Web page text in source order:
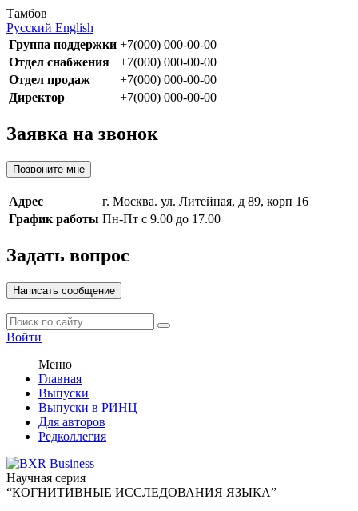
Тамбов
Русский English
Группа поддержки +7(000) 000-00-00
Отдел снабжения
+7(000) 000-00-00
Отдел продаж
+7(000) 000-00-00
Директор
+7(000) 000-00-00
Заявка на звонок
Позвоните мне
Адрес
г. Москва. ул. Литейная, д 89, корп 16
График работы Пн-Пт с 9.00 до 17.00
Задать вопрос
Написать сообщение
Войти
Меню
Главная
Выпуски
Выпуски в РИНЦ
Для авторов
Редколлегия
Научная серия
“КОГНИТИВНЫЕ ИССЛЕДОВАНИЯ ЯЗЫКА”